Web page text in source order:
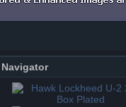
Navigator